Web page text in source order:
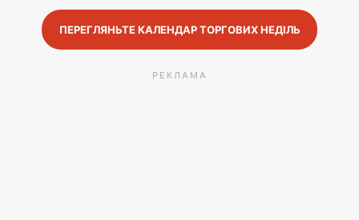
ПЕРЕГЛЯНЬТЕ КАЛЕНДАР ТОРГОВИХ НЕДІЛЬ
РЕКЛАМА